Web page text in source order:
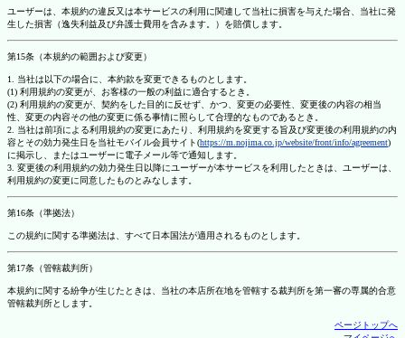
ユーザーは、本規約の違反又は本サービスの利用に関連して当社に損害を与えた場合、当社に発
生した損害（逸失利益及び弁護士費用を含みます。）を賠償します。
第15条（本規約の範囲および変更）
1. 当社は以下の場合に、本約款を変更できるものとします。
(1) 利用規約の変更が、お客様の一般の利益に適合するとき。
(2) 利用規約の変更が、契約をした目的に反せず、かつ、変更の必要性、変更後の内容の相当
性、変更の内容その他の変更に係る事情に照らして合理的なものであるとき。
2. 当社は前項による利用規約の変更にあたり、利用規約を変更する旨及び変更後の利用規約の内
容とその効力発生日を当社モバイル会員サイト(https://m.nojima.co.jp/website/front/info/agreement)
に掲示し、またはユーザーに電子メール等で通知します。
3. 変更後の利用規約の効力発生日以降にユーザーが本サービスを利用したときは、ユーザーは、
利用規約の変更に同意したものとみなします。
第16条（準拠法）
この規約に関する準拠法は、すべて日本国法が適用されるものとします。
第17条（管轄裁判所）
本規約に関する紛争が生じたときは、当社の本店所在地を管轄する裁判所を第一審の専属的合意
管轄裁判所とします。
ページトップへ